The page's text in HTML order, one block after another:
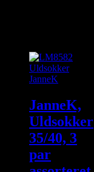
JanneK,
Uldsokker
35/40, 3
par